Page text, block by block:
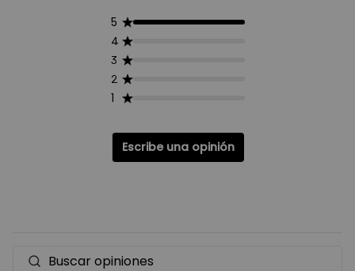
5
4
3
2
1
Escribe una opinión